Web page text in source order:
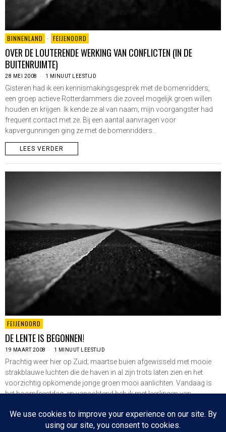
BINNENLAND · FEIJENOORD
OVER DE LOUTERENDE WERKING VAN CONFLICTEN (IN DE
BUITENRUIMTE)
28 MEI 2008 1 MINUUT LEESTIJD
Gisteren had ik een kennismakingsgesprek met de bomenridders,
een groep actieve Rotterdammers die zoveel mogelijk groen willen
houden en krijgen. Ik kende ze al van naam; mijn voorgangster had
frequent contact met ze. Bij een aantal aanvragen voor
kapvergunningen ging ze met de bomenridders…
LEES VERDER
FEIJENOORD
DE LENTE IS BEGONNEN!
19 MAART 2008 1 MINUUT LEESTIJD
Prachtig weer hier op Zuid; maartse buien afgewisseld met mooie
strakblauwe luchten die de haven in al zijn trots laten zien en het
voorzichtig opkomende jonge groen mooi aanlichten. Vandaag is
het boomfeestdag, en vanochtend heb ik met leerlingen van
LEES VERDER